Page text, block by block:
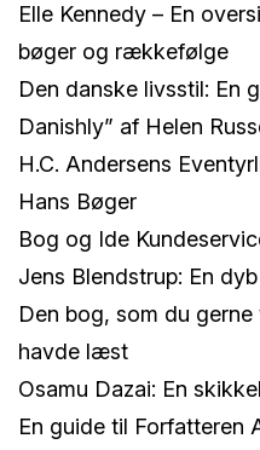
Elle Kennedy – En
bøger og rækkefølge
Den danske livsstil: En
Danishly” af Helen
H.C. Andersens
Hans Bøger
Bog og Ide
Jens Blendstrup: En
Den bog, som du
havde læst
Osamu Dazai: En
En guide til Forfatteren